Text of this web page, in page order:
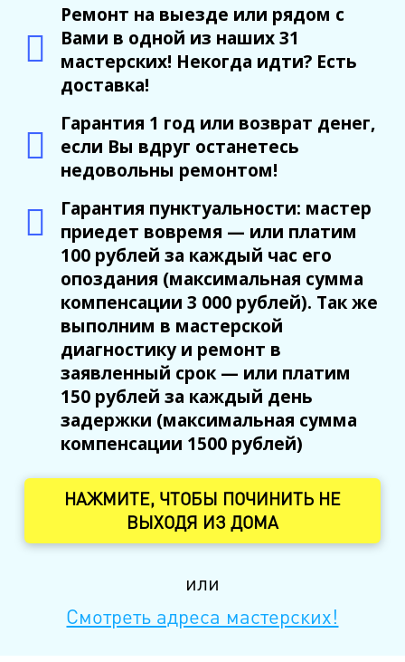
Ремонт на выезде или рядом с
Вами в одной из наших 31
мастерских! Некогда идти? Есть
доставка!
Гарантия 1 год или возврат денег,
если Вы вдруг останетесь
недовольны ремонтом!
Гарантия пунктуальности: мастер
приедет вовремя — или платим
100 рублей за каждый час его
опоздания (максимальная сумма
компенсации 3 000 рублей). Так же
выполним в мастерской
диагностику и ремонт в
заявленный срок — или платим
150 рублей за каждый день
задержки (максимальная сумма
компенсации 1500 рублей)
НАЖМИТЕ, ЧТОБЫ ПОЧИНИТЬ НЕ
ВЫХОДЯ ИЗ ДОМА
или
Смотреть адреса мастерских!